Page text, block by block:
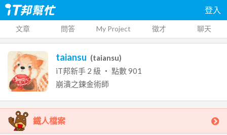
登入
文章 問答 My Project 徵才 聊天
taiansu (taiansu)
iT邦新手 2 級 ‧ 點數901
崩潰之鍊金術師
鐵人檔案